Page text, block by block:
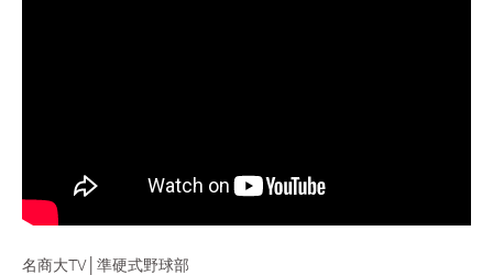
名商大TV│準硬式野球部